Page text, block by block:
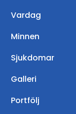
Vardag
Minnen
Sjukdomar
Galleri
Portfölj